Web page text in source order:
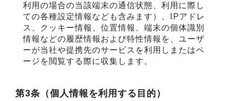
利用の場合の当該端末の通信状態、利用に際し
ての各種設定情報なども含みます）、IPアドレ
ス、クッキー情報、位置情報、端末の個体識別
情報などの履歴情報および特性情報を、ユーザ
ーが当社や提携先のサービスを利用しまたはペ
ージを閲覧する際に収集します。
第3条（個人情報を利用する目的）